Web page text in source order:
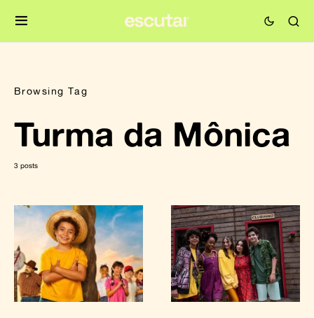
Browsing Tag
Turma da Mônica
3 posts